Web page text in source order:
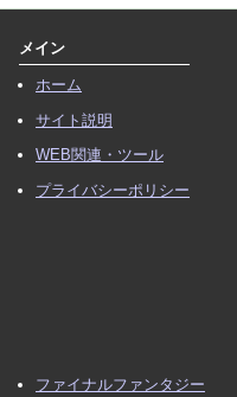
メイン
ホーム
サイト説明
WEB関連・ツール
プライバシーポリシー
ファイナルファンタジー